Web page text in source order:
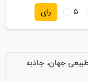
5 رای
جهان، جاذبه